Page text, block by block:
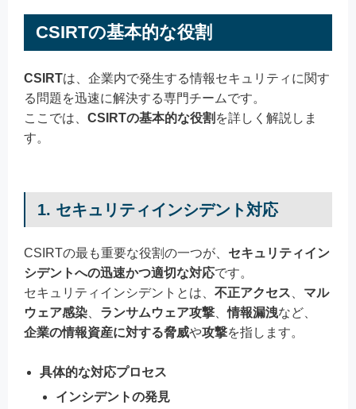
CSIRTの基本的な役割
CSIRTは、企業内で発生する情報セキュリティに関す
る問題を迅速に解決する専門チームです。
ここでは、 CSIRTの基本的な役割 を詳しく解説しま
す。
1. セキュリティインシデント対応
CSIRTの最も重要な役割の一つが、 セキュリティイン
シデントへの迅速かつ適切な対応です。
セキュリティインシデントとは、 不正アクセス
マル
ウェア感染
ランサムウェア攻撃 、情報漏洩など、
企業の情報資産に対する脅威や攻撃を指します。
具体的な対応プロセス
インシデントの発見